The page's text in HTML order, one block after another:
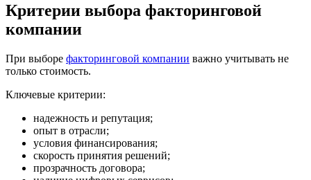
Критерии выбора факторинговой
компании
При выборе факторинговой компании важно учитывать не
только стоимость.
Ключевые критерии:
надежность и репутация;
опыт в отрасли;
условия финансирования;
скорость принятия решений;
прозрачность договора;